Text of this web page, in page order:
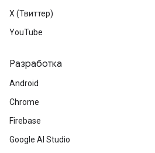
X (Твиттер)
YouTube
Разработка
Android
Chrome
Firebase
Google AI Studio